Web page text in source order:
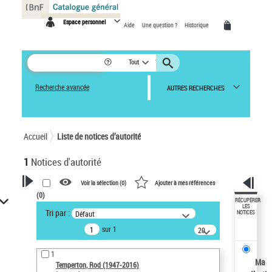
Espace personnel Aide Une question ? Historique
Tout
Recherche avancée AUTRES RECHERCHES
Accueil Liste de notices d’autorité
1 Notices d'autorité
VOTRE RECHERCHE
Recherche avancée dans les
notices d’autorité
Œuvres liées à l'auteur :
Temperton, Rod (1947-2016)
Voir la sélection (0) Ajouter à mes références
(0)
Tri par : Défaut
sur 1
20
résultats/page
1
Temperton, Rod (1947-2016)
RÉCUPÉRER
LES
NOTICES
Ma
Panneau de gestion des cookies